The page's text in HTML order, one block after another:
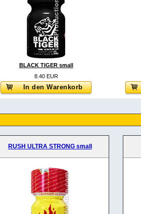
BLACK TIGER small
8.40 EUR
In den Warenkorb
RUSH ULTRA STRONG small